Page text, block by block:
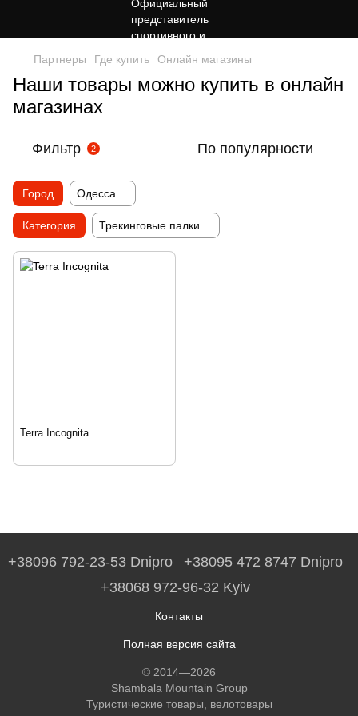
Партнеры Где купить Онлайн магазины
Наши товары можно купить в онлайн
магазинах
Фильтр 2 По популярности
Город Одесса
Категория Трекинговые палки
Terra Incognita
+38096 792-23-53 Dnipro
+38095 472 8747 Dnipro
+38068 972-96-32 Kyiv
Контакты
Полная версия сайта
© 2014—2026
Shambala Mountain Group
Туристические товары, велотовары